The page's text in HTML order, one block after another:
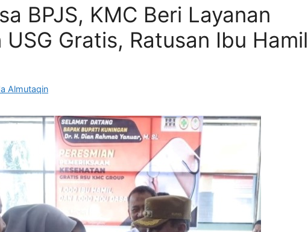
BPJS, KMC Beri Layanan
USG Gratis, Ratusan Ibu Hamil
Almutaqin